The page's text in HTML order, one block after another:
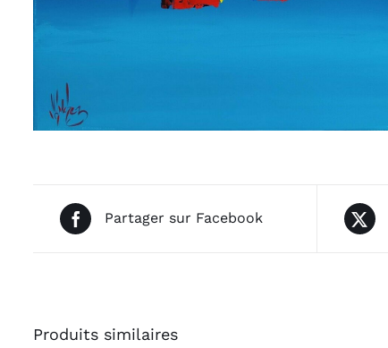
Partager sur Facebook
Produits similaires